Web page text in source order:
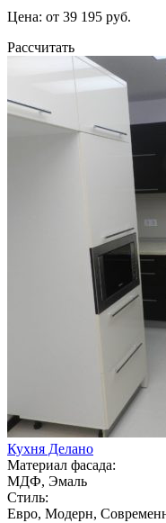
Цена: от 39 195 руб.
Рассчитать
Кухня Делано
Материал фасада:
МДФ, Эмаль
Стиль:
Евро, Модерн,